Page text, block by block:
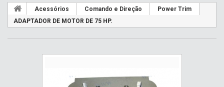
Acessórios Comando e Direção
Power Trim
ADAPTADOR DE MOTOR DE 75 HP.